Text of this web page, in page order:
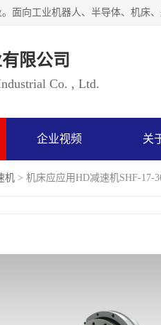
限公司
Co. , Ltd.
企业视频 关
机 > 机床应应用HD减速机SHF-17-